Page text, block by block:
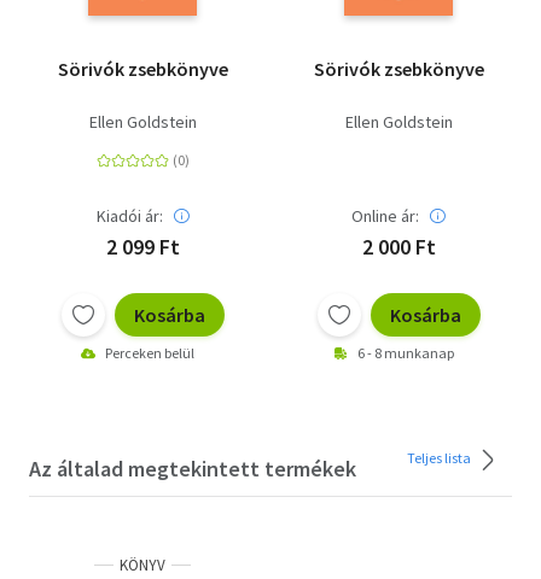
Sörivók zsebkönyve
Ellen Goldstein
Kiadói ár:
2 099 Ft
Kosárba
Perceken belül
Sörivók zsebkönyve
Ellen Goldstein
Online ár:
2 000 Ft
Kosárba
6 - 8 munkanap
Az általad megtekintett termékek Teljes lista
KÖNYV